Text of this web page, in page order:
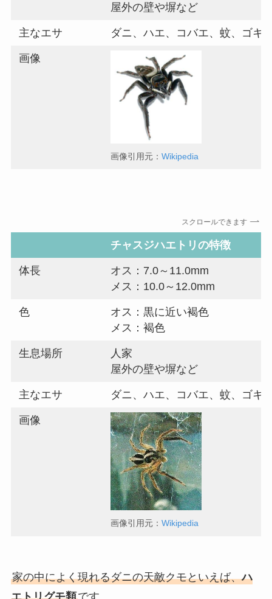
屋外の壁や塀など
主なエサ ダニ、ハエ、コバエ、蚊、ゴキ
画像
画像引用元：Wikipedia
スクロールできます
チャスジハエトリの特徴
体長
オス：7.0～11.0mm
メス：10.0～12.0mm
色
オス：黒に近い褐色
メス：褐色
生息場所
人家
屋外の壁や塀など
主なエサ ダニ、ハエ、コバエ、蚊、ゴキ
画像
画像引用元：Wikipedia
家の中によく現れるダニの天敵クモといえば、ハ